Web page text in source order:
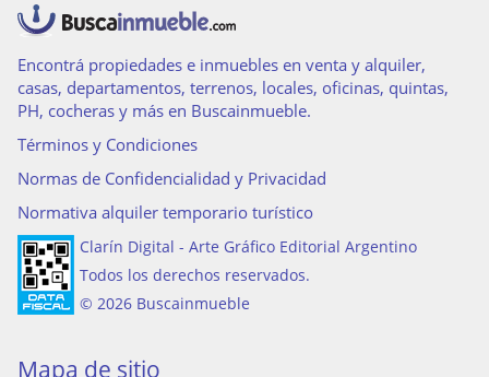
Cable Amoblado TeléfonoPermite Mascotas
Aire acondicionado individualAgua caliente
Caldera
Encontrá propiedades e inmuebles en venta y alquiler,
casas, departamentos, terrenos, locales, oficinas, quintas,
PH, cocheras y más en Buscainmueble.
Términos y Condiciones
Normas de Confidencialidad y Privacidad
Normativa alquiler temporario turístico
Clarín Digital - Arte Gráfico Editorial Argentino
Todos los derechos reservados.
© 2026 Buscainmueble
Mapa de sitio